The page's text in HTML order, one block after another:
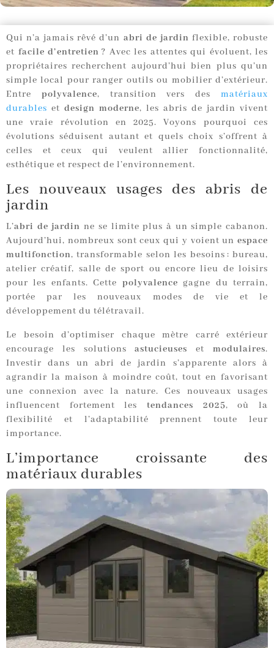
Qui n’a jamais rêvé d’un abri de jardin flexible, robuste
et facile d’entretien ? Avec les attentes qui évoluent, les
propriétaires recherchent aujourd’hui bien plus qu’un
simple local pour ranger outils ou mobilier d’extérieur.
Entre polyvalence, transition vers desmatériaux
durables et design moderne, les abris de jardin vivent
une vraie révolution en 2025. Voyons pourquoi ces
évolutions séduisent autant et quels choix s’offrent à
celles et ceux qui veulent allier fonctionnalité,
esthétique et respect de l’environnement.
Les nouveaux usages des abris de
jardin
L’abri de jardin ne se limite plus à un simple cabanon.
Aujourd’hui, nombreux sont ceux qui y voient un espace
multifonction, transformable selon les besoins : bureau,
atelier créatif, salle de sport ou encore lieu de loisirs
pour les enfants. Cette polyvalence gagne du terrain,
portée par les nouveaux modes de vie et le
développement du télétravail.
Le besoin d’optimiser chaque mètre carré extérieur
encourage les solutionsastucieuses etmodulaires.
Investir dans un abri de jardin s’apparente alors à
agrandir la maison à moindre coût, tout en favorisant
une connexion avec la nature. Ces nouveaux usages
influencent fortement les tendances 2025, où la
flexibilité et l’adaptabilité prennent toute leur
importance.
L’importance croissante des
matériaux durables